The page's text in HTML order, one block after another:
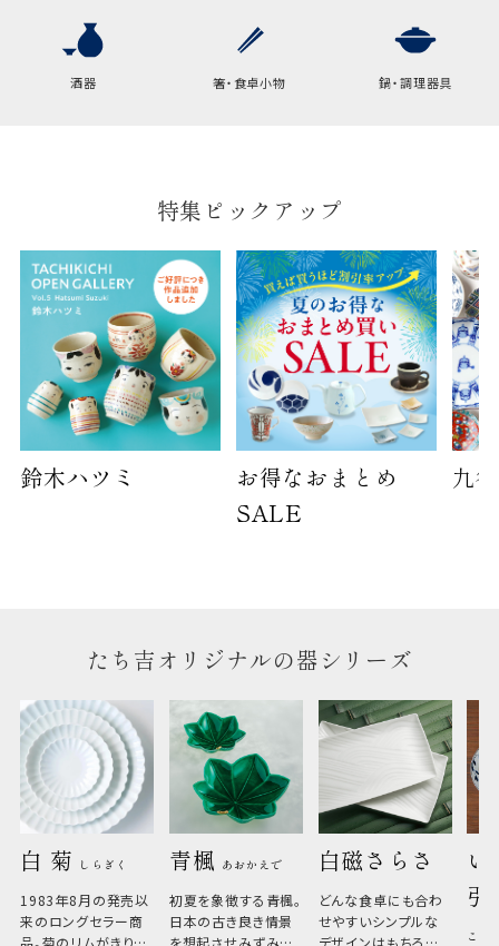
22cm
9cm
高さ
横
30cm
幅
14cm
袋のサイズは当店で最適なものをご用意いたしま
す。
ご提供枚数の上限はご注文商品数となります。
天掛け包装、ギフト袋対応の商品にはおつけでき
ません。
※犬猫時計には、手提袋をお付けできません
酒器 箸・食卓小物 鍋・調理器具
特集ピックアップ
鈴木ハツミ
お得なおまとめ
SALE
九
たち吉オリジナルの器シリーズ
白 菊 しらぎく
1983年8月の発売以
来のロングセラー商
品。菊のリムがきりっ
青楓 あおかえで
初夏を象徴する青楓。
日本の古き良き情景
を想起させみずみず
白磁さらさ
どんな食卓にも合わ
せやすいシンプルな
デザインはもちろん、
い
こひ